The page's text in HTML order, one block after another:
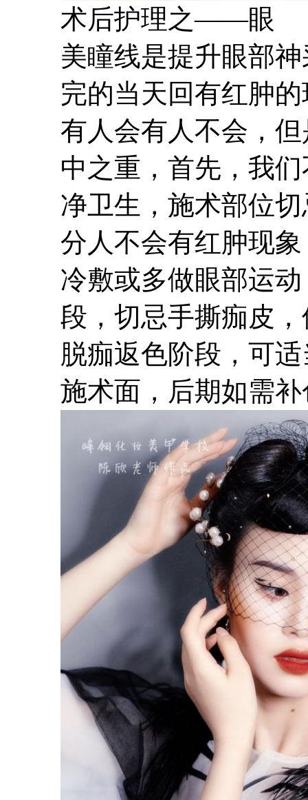
术后护理之——眼
美瞳线是提升眼部
完的当天回有红肿
有人会有人不会，
中之重，首先，我
净卫生，施术部位
分人不会有红肿现
冷敷或多做眼部运
段，切忌手撕痂皮
脱痂返色阶段，可
施术面，后期如需